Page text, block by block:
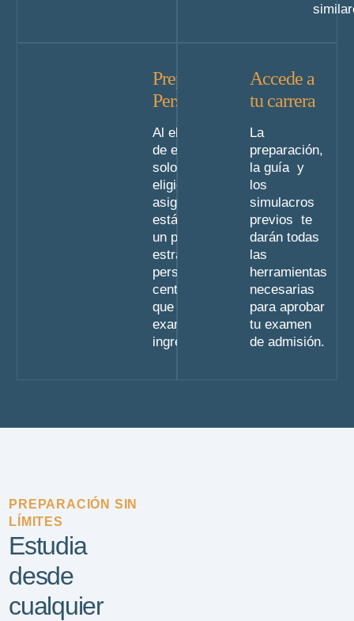
Preparación
Personalizada
Al elegir el plan
de estudio no
solo estas
eligiendo unas
asignaturas
estás eligiendo
un punto de
estrada y una
perspectiva
centrada en lo
que será tu
examen de
ingreso.
Accede a
tu carrera
La
preparación,
la guía y
los
simulacros
previos te
darán todas
las
herramientas
necesarias
para aprobar
tu examen
de admisión.
PREPARACIÓN SIN
LÍMITES
Estudia
desde
cualquier